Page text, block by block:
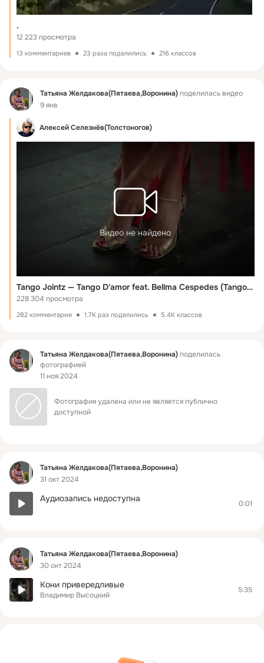
.
12 223 просмотра
13 комментариев 23 раза поделились 216 классов
Фид Татьяна Желдакова(Пятаева,Воронина)поделилась видео
9 янв
Алексей Селезнёв(Толстоногов)
Видео не найдено
Tango Jointz — Tango D'amor feat. Bellma Cespedes (Tango Furioso)
228 304 просмотра
282 комментария 1.7K раз поделились 5.4K классов
Фид Татьяна Желдакова(Пятаева,Воронина)поделилась
фотографией
11 ноя 2024
Фотография удалена или не является публично
доступной
Фид
Татьяна Желдакова(Пятаева,Воронина)
31 окт 2024
Аудиозапись недоступна 0:01
Фид
Татьяна Желдакова(Пятаева,Воронина)
30 окт 2024
Кони привередливые
Владимир Высоцкий
5:35